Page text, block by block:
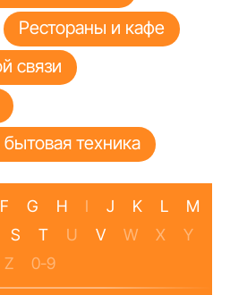
Рестораны и кафе
связи
техника
F G H I J K L
M
S T U V W X
Y
Z
0-9